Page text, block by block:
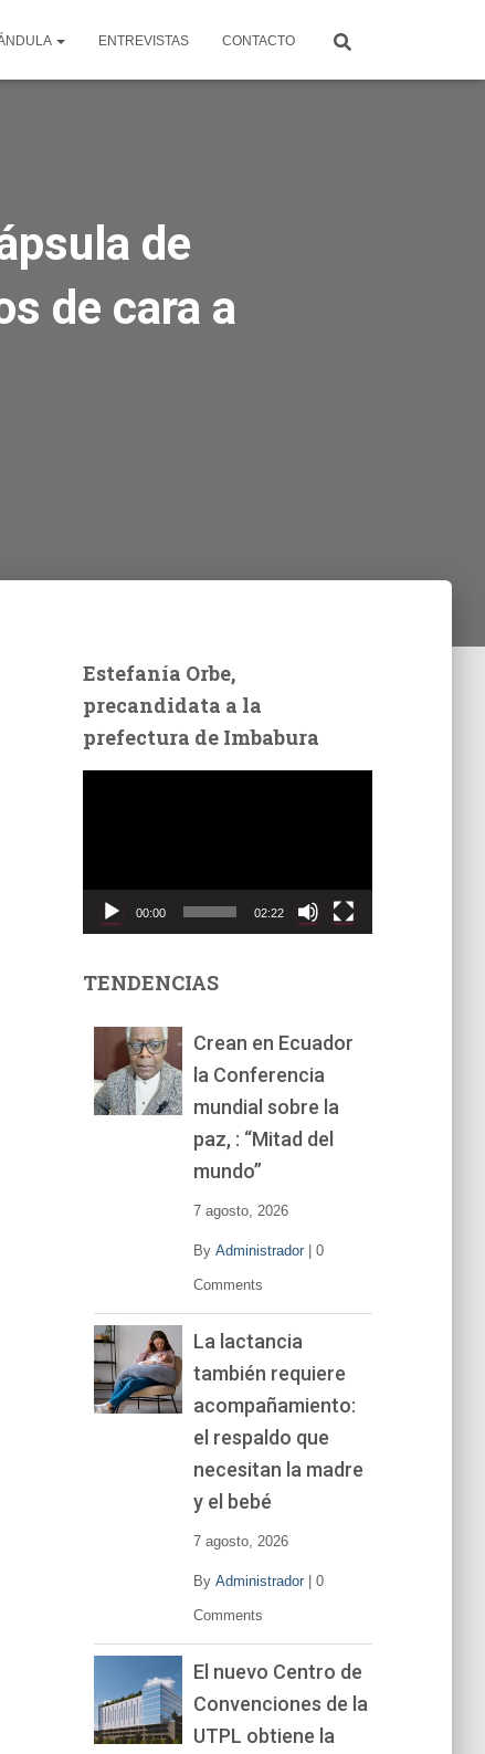
ENTREVISTAS CONTACTO
de
de cara a
Estefanía Orbe,
precandidata a la
prefectura de Imbabura
t
00:00 02:22
TENDENCIAS
Crean en Ecuador
la Conferencia
mundial sobre la
paz, : “Mitad del
mundo”
7 agosto, 2026
By Administrador| 0
Comments
La lactancia
también requiere
acompañamiento:
el respaldo que
necesitan la madre
y el bebé
7 agosto, 2026
By Administrador| 0
Comments
El nuevo Centro de
Convenciones de la
UTPL obtiene la